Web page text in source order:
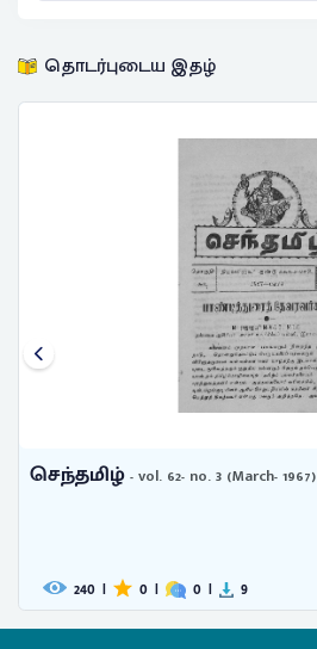
தொடர்புடைய இதழ்
செந்தமிழ்- vol. 62- no. 3 (March- 1967)
240 | 0 | 0 | 9